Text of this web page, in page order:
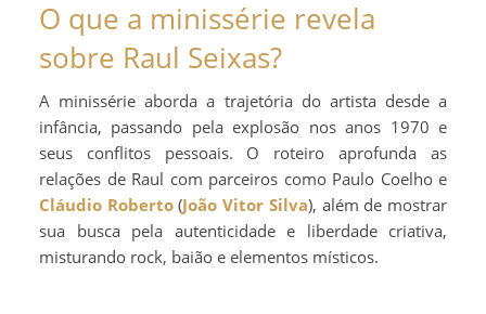
O que a minissérie revela
sobre Raul Seixas?
A minissérie aborda a trajetória do artista desde a
infância, passando pela explosão nos anos 1970 e
seus conflitos pessoais. O roteiro aprofunda as
relações de Raul com parceiros como Paulo Coelho e
Cláudio Roberto(João Vitor Silva), além de mostrar
sua busca pela autenticidade e liberdade criativa,
misturando rock, baião e elementos místicos.